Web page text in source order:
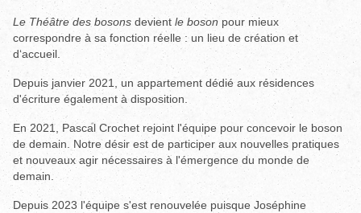
Le Théâtre des bosons devient le boson pour mieux
correspondre à sa fonction réelle : un lieu de création et
d‘accueil.
Depuis janvier 2021, un appartement dédié aux résidences
d'écriture également à disposition.
En 2021, Pascal Crochet rejoint l'équipe pour concevoir le boson
de demain. Notre désir est de participer aux nouvelles pratiques
et nouveaux agir nécessaires à l'émergence du monde de
demain.
Depuis 2023 l'équipe s'est renouvelée puisque Joséphine